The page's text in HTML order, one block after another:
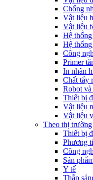
Chống
Vật liệu
Vật liệu
Hệ
Hệ
Công
Primer
In nhãn
Chất tẩy
Robot
Thiết bị
Vật liệu
Vật liệu
Theo thị trường
Thiết bị
Phương
Công
Sản
Y tế
Thắp